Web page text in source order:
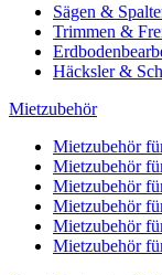
Sägen &
Trimmen &
Häcksler &
Mietzubehör
Mietzubehör
Mietzubehör
Mietzubehör
Mietzubehör
Mietzubehör
Mietzubehör